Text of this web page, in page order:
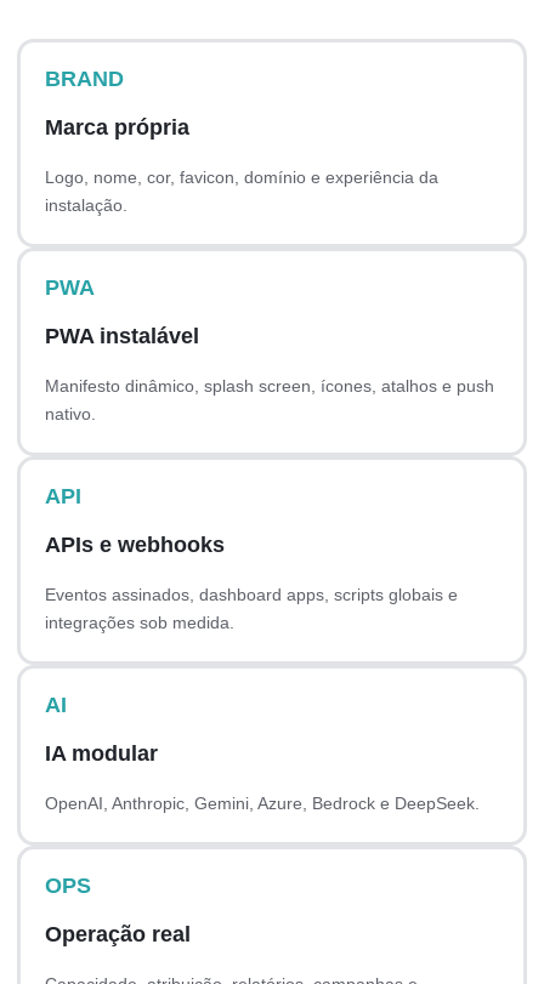
BRAND
Marca própria
Logo, nome, cor, favicon, domínio e experiência da
instalação.
PWA
PWA instalável
Manifesto dinâmico, splash screen, ícones, atalhos e push
nativo.
API
APIs e webhooks
Eventos assinados, dashboard apps, scripts globais e
integrações sob medida.
AI
IA modular
OpenAI, Anthropic, Gemini, Azure, Bedrock e DeepSeek.
OPS
Operação real